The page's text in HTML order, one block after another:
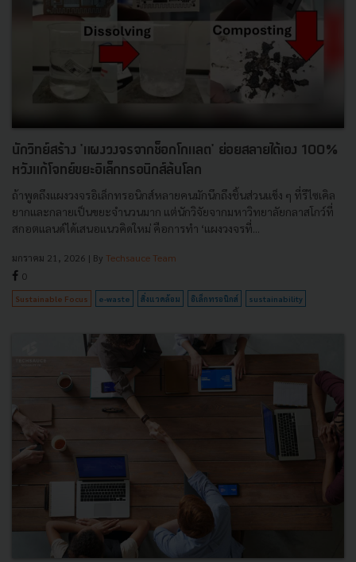
นักวิทย์สร้าง 'แผงวงจรจากช็อกโกแลต' ย่อยสลายได้เอง 100%
หวังแก้โจทย์ขยะอิเล็กทรอนิกส์ล้นโลก
ถ้าพูดถึงแผงวงจรอิเล็กทรอนิกส์หลายคนมักนึกถึงชิ้นส่วนแข็ง ๆ ที่รีไซเคิล
ยากและกลายเป็นขยะจำนวนมาก แต่นักวิจัยจากมหาวิทยาลัยกลาสโกว์ที่
สกอตแลนด์ได้เสนอแนวคิดใหม่ คือการทำ ‘แผงวงจรที่...
มกราคม 21, 2026 | By Techsauce Team
0
Sustainable Focus e-waste สิ่งแวดล้อม อิเล็กทรอนิกส์ sustainability